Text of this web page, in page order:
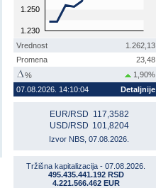
1.230
1.250
Vrednost
1.262,13
Promena
23,48
%
1,90%
07.08.2026. 14:10:04
Detaljnije
EUR/RSD 117,3582
USD/RSD 101,8204
Izvor NBS, 07.08.2026.
Tržišna kapitalizacija - 07.08.2026.
495.435.441.192 RSD
4.221.566.462 EUR